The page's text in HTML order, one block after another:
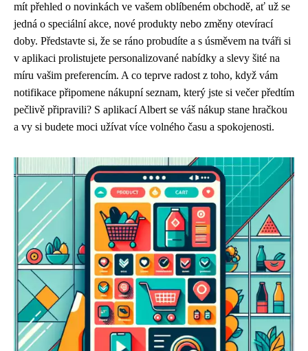
mít přehled o novinkách ve vašem oblíbeném obchodě, ať už se
jedná o speciální akce, nové produkty nebo změny otevírací
doby. Představte si, že se ráno probudíte a s úsměvem na tváři si
v aplikaci prolistujete personalizované nabídky a slevy šité na
míru vašim preferencím. A co teprve radost z toho, když vám
notifikace připomene nákupní seznam, který jste si večer předtím
pečlivě připravili? S aplikací Albert se váš nákup stane hračkou
a vy si budete moci užívat více volného času a spokojenosti.